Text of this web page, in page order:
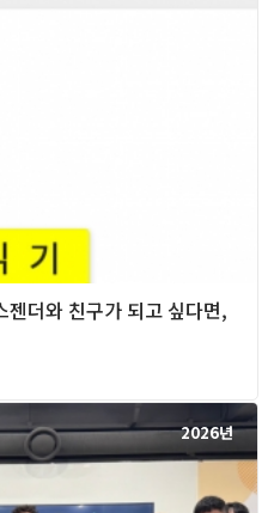
더와 친구가 되고 싶다면,
2026년